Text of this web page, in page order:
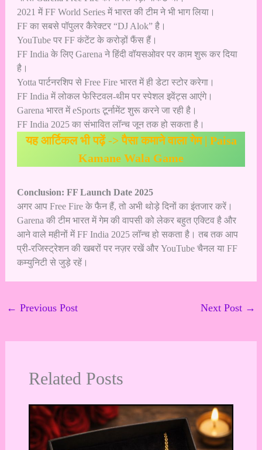
2021 में FF World Series में भारत की टीम ने भी भाग लिया।
FF का सबसे पॉपुलर कैरेक्टर “DJ Alok” है।
YouTube पर FF कंटेंट के करोड़ों फैंस हैं।
FF India के लिए Garena ने हिंदी वॉयसओवर पर काम शुरू कर दिया
है।
Yotta पार्टनरशिप से Free Fire भारत में ही डेटा स्टोर करेगा।
FF India में लोकल फेस्टिवल-थीम पर स्पेशल इवेंट्स आएंगे।
Garena भारत में eSports टूर्नामेंट शुरू करने जा रही है।
FF India 2025 का संभावित लॉन्च जून तक हो सकता है।
यह आर्टिकल भी पढ़ें ->पैसा कमाने वाला गेम | Paisa
Kamane Wala Game
Conclusion: FF Launch Date 2025
अगर आप Free Fire के फैन हैं, तो अभी थोड़े दिनों का इंतजार करें।
Garena की टीम भारत में गेम की वापसी को लेकर बहुत एक्टिव है और
आने वाले महीनों में FF India 2025 लॉन्च हो सकता है। तब तक आप
प्री-रजिस्ट्रेशन की खबरों पर नज़र रखें और YouTube चैनल या FF
कम्युनिटी से जुड़े रहें।
← Previous Post Next Post →
Related Posts